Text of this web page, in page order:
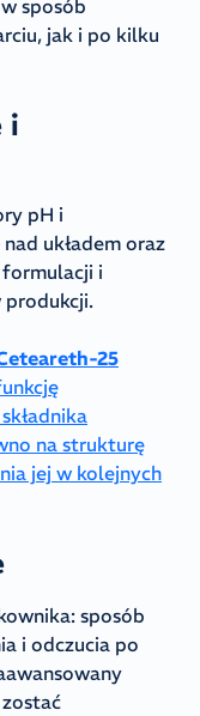
sposób
jak i po kilku
i
pH i
układem oraz
i
produkcji.
25
na strukturę
jej w kolejnych
sposób
i odczucia po